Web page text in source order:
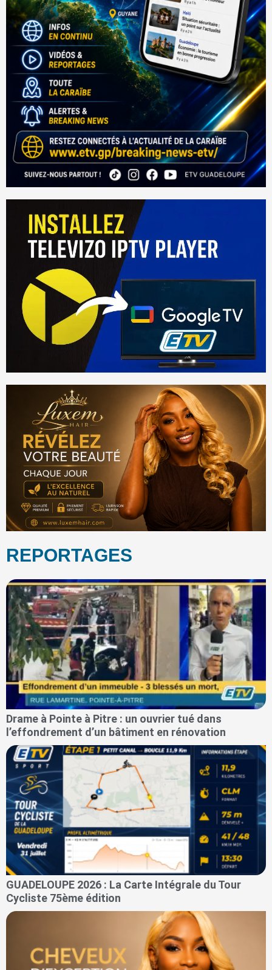
REPORTAGES
Drame à Pointe à Pitre : un ouvrier tué dans
l’effondrement d’un bâtiment en rénovation
GUADELOUPE 2026 : La Carte Intégrale du Tour
Cycliste 75ème édition